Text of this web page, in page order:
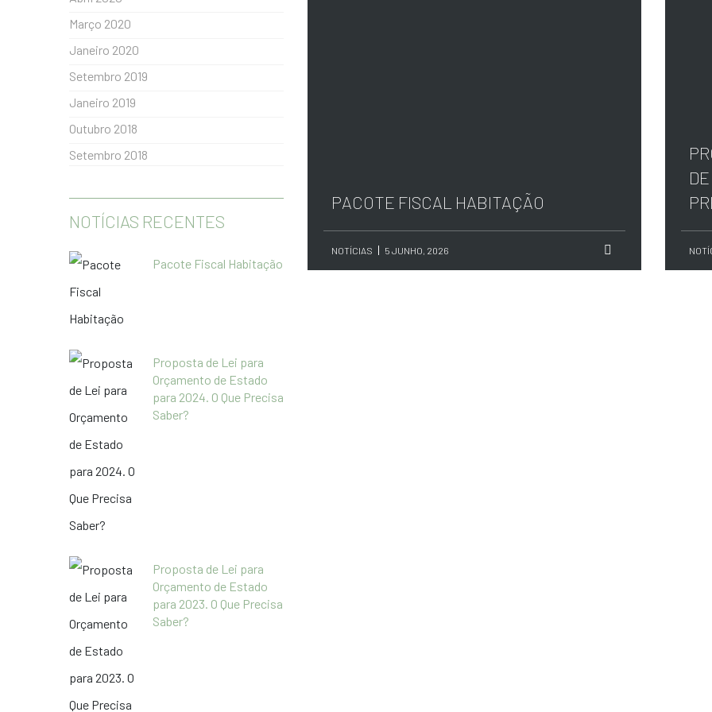
PACOTE FISCAL HABITAÇÃO
NOTÍCIAS 5 JUNHO, 2026
Março 2020
Janeiro 2020
Setembro 2019
Janeiro 2019
Outubro 2018
Setembro 2018
NOTÍCIAS RECENTES
Pacote Fiscal Habitação
Proposta de Lei para
Orçamento de Estado
para 2024. O Que Precisa
Saber?
Proposta de Lei para
Orçamento de Estado
para 2023. O Que Precisa
Saber?